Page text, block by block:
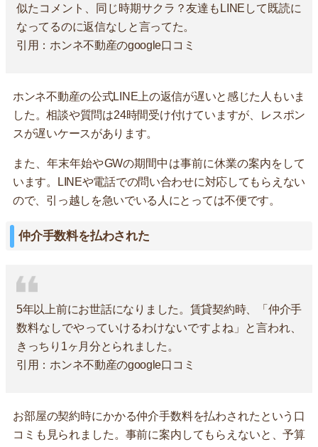
似たコメント、同じ時期サクラ？友達もLINEして既読に
なってるのに返信なしと言ってた。
引用：ホンネ不動産のgoogle口コミ
ホンネ不動産の公式LINE上の返信が遅いと感じた人もいま
した。相談や質問は24時間受け付けていますが、レスポン
スが遅いケースがあります。
また、年末年始やGWの期間中は事前に休業の案内をして
います。LINEや電話での問い合わせに対応してもらえない
ので、引っ越しを急いでいる人にとっては不便です。
仲介手数料を払わされた
5年以上前にお世話になりました。賃貸契約時、「仲介手
数料なしでやっていけるわけないですよね」と言われ、
きっちり1ヶ月分とられました。
引用：ホンネ不動産のgoogle口コミ
お部屋の契約時にかかる仲介手数料を払わされたという口
コミも見られました。事前に案内してもらえないと、予算